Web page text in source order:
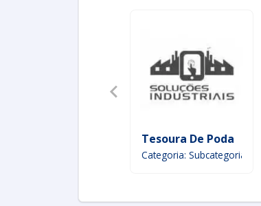
Tesoura De Poda
Categoria: Subcategoria